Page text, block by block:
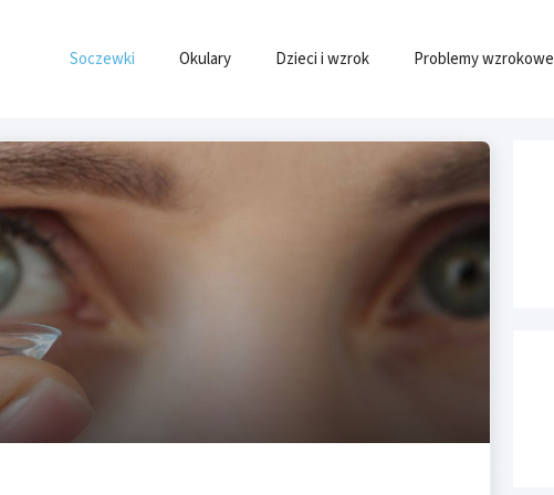
Soczewki Okulary Dzieci i wzrok Problemy wzrokowe